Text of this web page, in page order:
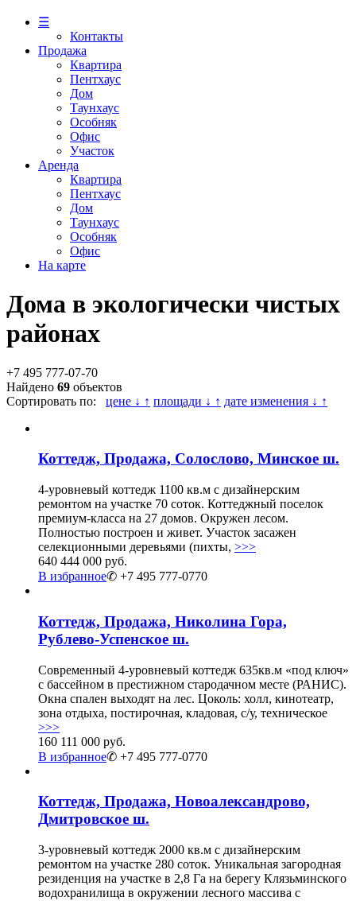
☰
Контакты
Продажа
Квартира
Пентхаус
Дом
Таунхаус
Особняк
Офис
Участок
Аренда
Квартира
Пентхаус
Дом
Таунхаус
Особняк
Офис
На карте
Дома в экологически чистых
районах
+7 495 777-07-70
Найдено 69 объектов
Сортировать по: цене ↓ ↑ площади ↓ ↑ дате изменения ↓ ↑
Коттедж, Продажа, Солослово, Минское ш.
4-уровневый коттедж 1100 кв.м с дизайнерским
ремонтом на участке 70 соток. Коттеджный поселок
премиум-класса на 27 домов. Окружен лесом.
Полностью построен и живет. Участок засажен
селекционными деревьями (пихты, >>>
640 444 000 руб.
В избранное✆ +7 495 777-0770
Коттедж, Продажа, Николина Гора,
Рублево-Успенское ш.
Современный 4-уровневый коттедж 635кв.м «под ключ»
с бассейном в престижном стародачном месте (РАНИС).
Окна спален выходят на лес. Цоколь: холл, кинотеатр,
зона отдыха, постирочная, кладовая, с/у, техническое
>>>
160 111 000 руб.
В избранное✆ +7 495 777-0770
Коттедж, Продажа, Новоалександрово,
Дмитровское ш.
3-уровневый коттедж 2000 кв.м с дизайнерским
ремонтом на участке 280 соток. Уникальная загородная
резиденция на участке в 2,8 Га на берегу Клязьминского
водохранилища в окружении лесного массива с